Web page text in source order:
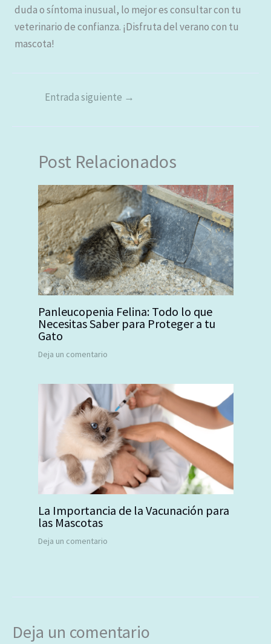
duda o síntoma inusual, lo mejor es consultar con tu
veterinario de confianza. ¡Disfruta del verano con tu
mascota!
Entrada siguiente →
Post Relacionados
Panleucopenia Felina: Todo lo que
Necesitas Saber para Proteger a tu
Gato
Deja un comentario
La Importancia de la Vacunación para
las Mascotas
Deja un comentario
Deja un comentario